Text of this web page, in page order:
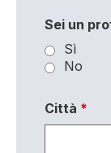
Sei un
Sì
No
Città *